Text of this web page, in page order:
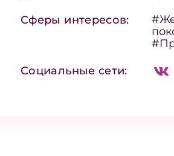
Сферы интересов:
Социальные сети: